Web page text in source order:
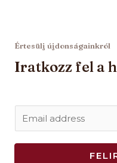
Értesülj újdonságainkról
Iratkozz fel a
m
a